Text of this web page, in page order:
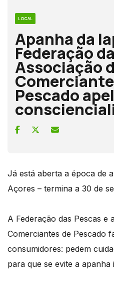
LOCAL
Apanha da
Federação
Associação
Pescado
Já está aberta a época de
Açores – termina a 30 de
A Federação das Pescas e
Comerciantes de Pescado
consumidores: pedem
para que se evite a apanha